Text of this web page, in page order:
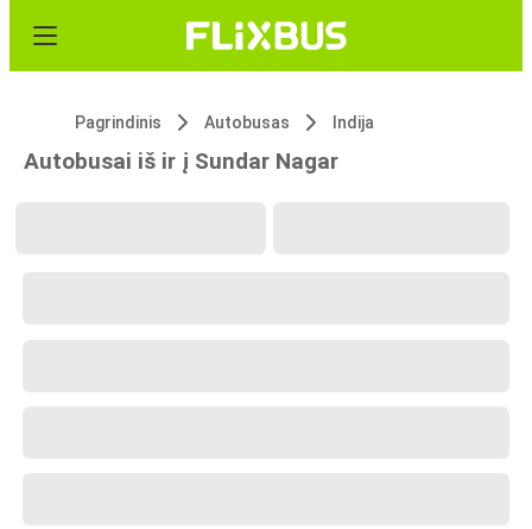
Pagrindinis Autobusas Indija
Autobusai iš ir į Sundar Nagar